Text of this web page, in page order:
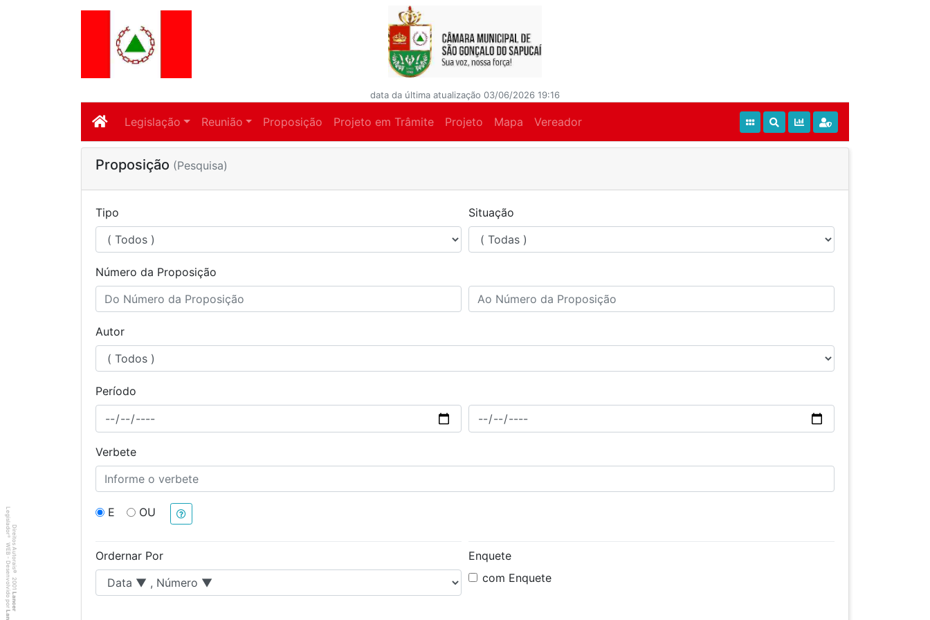
data da última atualização 03/06/2026 19:16
Legislação Reunião Proposição Projeto em Trâmite Projeto Mapa Vereador
Proposição (Pesquisa)
Tipo Situação
Número da Proposição
Autor
Período
Verbete
E OU
Ordernar Por
Enquete
com Enquete
Direitos Autorais
©
2001
Lancer
Legislador
®
WEB - Desenvolvido por